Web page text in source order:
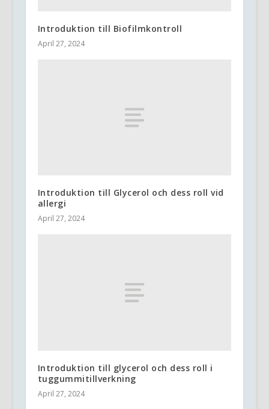
Introduktion till Biofilmkontroll
April 27, 2024
Introduktion till Glycerol och dess roll vid
allergi
April 27, 2024
Introduktion till glycerol och dess roll i
tuggummitillverkning
April 27, 2024